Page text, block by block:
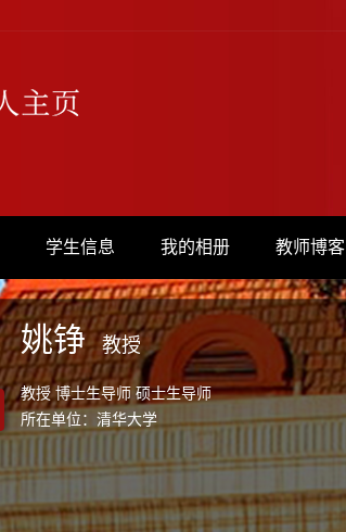
学生信息 我的相册 教师博客
姚铮 教授
教授 博士生导师 硕士生导师
所在单位：清华大学